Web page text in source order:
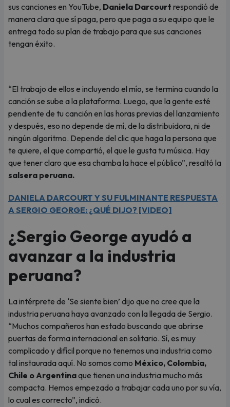
sus canciones en YouTube, Daniela Darcourt respondió de
manera clara que sí paga, pero que paga a su equipo que le
entrega todo su plan de trabajo para que sus canciones
tengan éxito.
“El trabajo de ellos e incluyendo el mío, se termina cuando la
canción se sube a la plataforma. Luego, que la gente esté
pendiente de tu canción en las horas previas del lanzamiento
y después, eso no depende de mí, de la distribuidora, ni de
ningún algoritmo. Depende del clic que haga la persona que
te quiere, el que compartió, el que le gusta tu música. Hay
que tener claro que esa chamba la hace el público”, resaltó la
salsera peruana.
DANIELA DARCOURT Y SU FULMINANTE RESPUESTA
A SERGIO GEORGE: ¿QUÉ DIJO? [VIDEO]
¿Sergio George ayudó a
avanzar a la industria
peruana?
La intérprete de ‘Se siente bien’ dijo que no cree que la
industria peruana haya avanzado con la llegada de Sergio.
“Muchos compañeros han estado buscando que abrirse
puertas de forma internacional en solitario. Sí, es muy
complicado y difícil porque no tenemos una industria como
tal instaurada aquí. No somos como México, Colombia,
Chile o Argentinaque tienen una industria mucho más
compacta. Hemos empezado a trabajar cada uno por su vía,
lo cual es correcto”, indicó.